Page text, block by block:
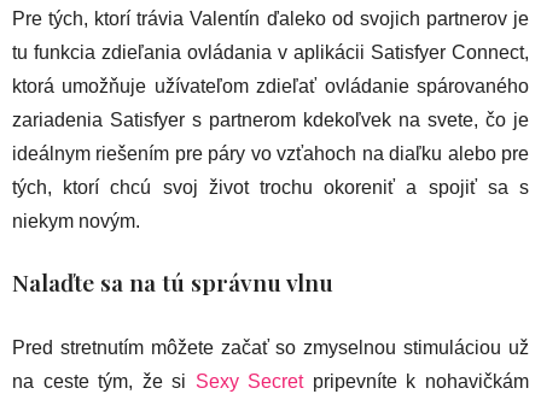
Pre tých, ktorí trávia Valentín ďaleko od svojich partnerov je
tu funkcia zdieľania ovládania v aplikácii Satisfyer Connect,
ktorá umožňuje užívateľom zdieľať ovládanie spárovaného
zariadenia Satisfyer s partnerom kdekoľvek na svete, čo je
ideálnym riešením pre páry vo vzťahoch na diaľku alebo pre
tých, ktorí chcú svoj život trochu okoreniť a spojiť sa s
niekym novým.
Nalaďte sa na tú správnu vlnu
Pred stretnutím môžete začať so zmyselnou stimuláciou už
na ceste tým, že si Sexy Secretpripevníte k nohavičkám